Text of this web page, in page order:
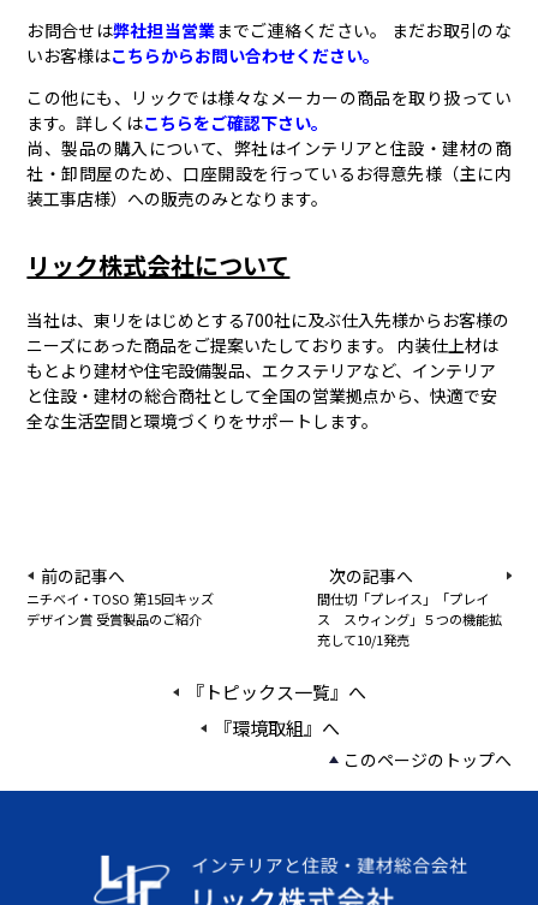
お問合せは弊社担当営業までご連絡ください。 まだお取引のな
いお客様はこちらからお問い合わせください。
この他にも、リックでは様々なメーカーの商品を取り扱ってい
ます。詳しくはこちらをご確認下さい。
尚、製品の購入について、弊社はインテリアと住設・建材の商
社・卸問屋のため、口座開設を行っているお得意先様（主に内
装工事店様）への販売のみとなります。
リック株式会社について
当社は、東リをはじめとする700社に及ぶ仕入先様からお客様の
ニーズにあった商品をご提案いたしております。 内装仕上材は
もとより建材や住宅設備製品、エクステリアなど、インテリア
と住設・建材の総合商社として全国の営業拠点から、快適で安
全な生活空間と環境づくりをサポートします。
前の記事へ
ニチベイ・TOSO 第15回キッズ
デザイン賞 受賞製品のご紹介
次の記事へ
間仕切「プレイス」「プレイ
ス スウィング」５つの機能拡
充して10/1発売
『トピックス一覧』へ
『環境取組』へ
このページのトップへ